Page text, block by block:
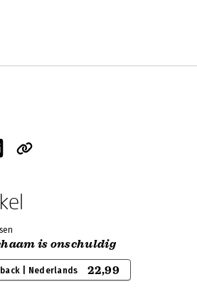
is onschuldig
| Nederlands 22,99